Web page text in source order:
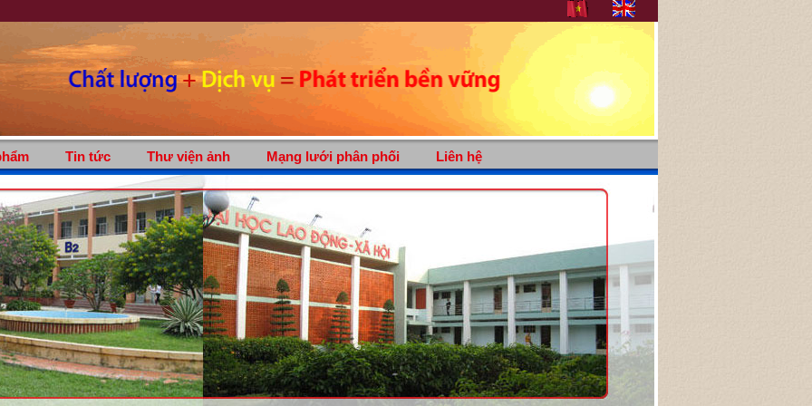
Tin tức Thư viện ảnh Mạng lưới phân phối Liên hệ